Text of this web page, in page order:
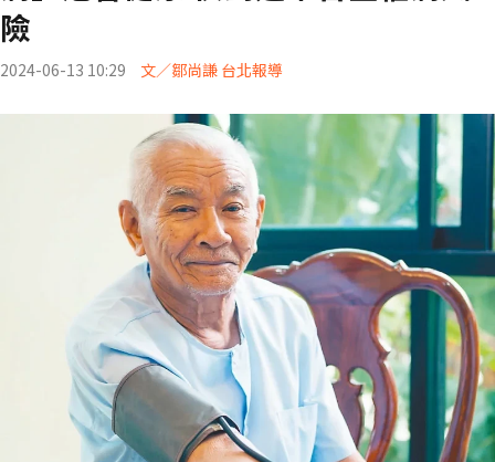
險
2024-06-13 10:29 文／鄒尚謙 台北報導